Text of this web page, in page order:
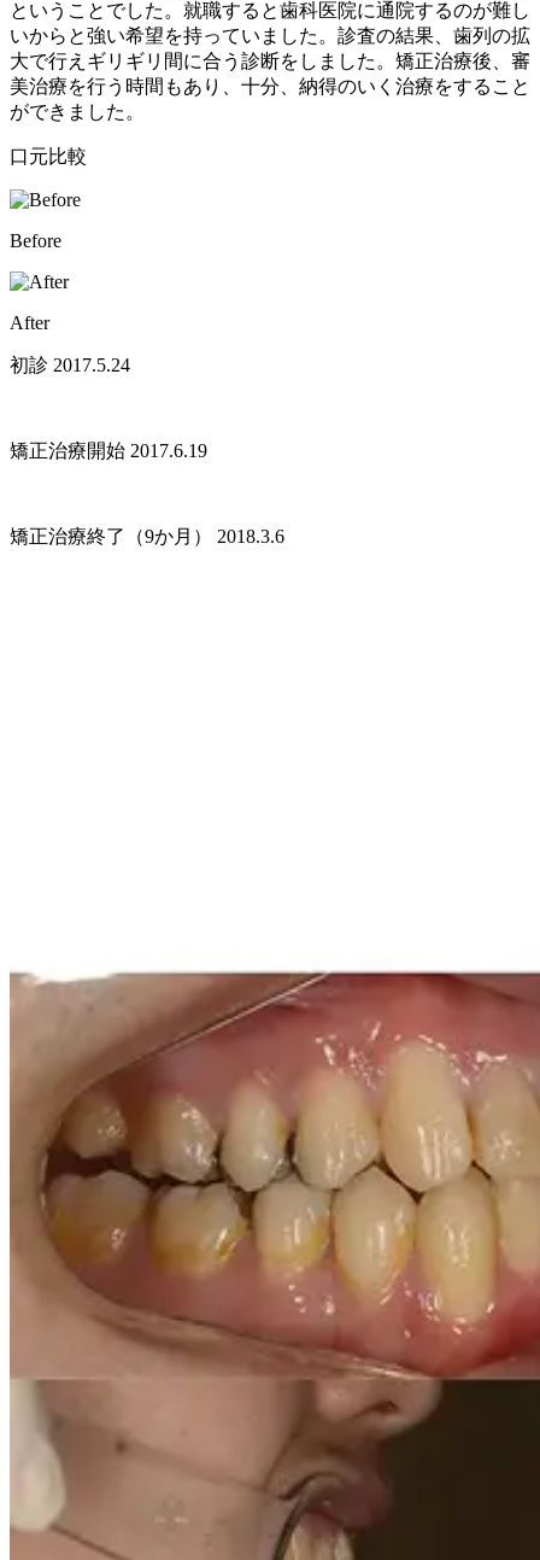
ということでした。就職すると歯科医院に通院するのが難し
いからと強い希望を持っていました。診査の結果、歯列の拡
大で行えギリギリ間に合う診断をしました。矯正治療後、審
美治療を行う時間もあり、十分、納得のいく治療をすること
ができました。
口元比較
Before
After
初診 2017.5.24
矯正治療開始 2017.6.19
矯正治療終了（9か月） 2018.3.6